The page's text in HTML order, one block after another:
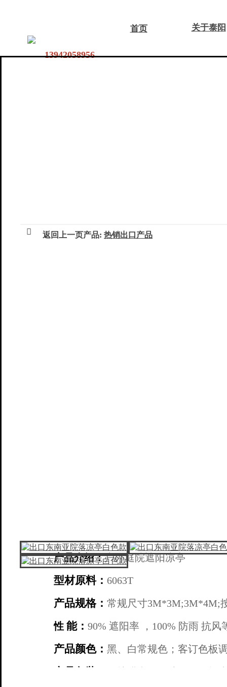
13942058956
关于泰阳
首页
 返回上一页产品: 热销出口产品
产品介绍：户外庭院遮阳凉亭
型材原料： 6063T
产品规格： 常规尺寸3M*3M;3M*4M;
性能： 90% 遮阳率 ，100% 防雨 抗风
产品颜色： 黑、白常规色；客订色板
未上传内容